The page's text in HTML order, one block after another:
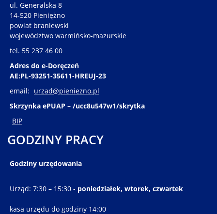
ul. Generalska 8
14-520 Pieniężno
powiat braniewski
województwo warmińsko-mazurskie
tel. 55 237 46 00
Adres do e-Doręczeń
AE:PL-93251-35611-HREUJ-23
email: urzad@pieniezno.pl
Skrzynka ePUAP – /ucc8u547w1/skrytka
BIP
GODZINY PRACY
Godziny urzędowania
Urząd: 7:30 – 15:30 - poniedziałek, wtorek, czwartek
kasa urzędu do godziny 14:00